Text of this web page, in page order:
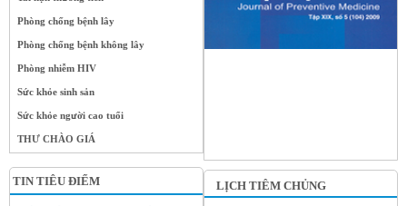
Phòng chống bệnh lây
Phòng chống bệnh không lây
Phòng nhiễm HIV
Sức khỏe sinh sản
Sức khỏe người cao tuổi
THƯ CHÀO GIÁ
TIN TIÊU ĐIỂM LỊCH TIÊM CHỦNG